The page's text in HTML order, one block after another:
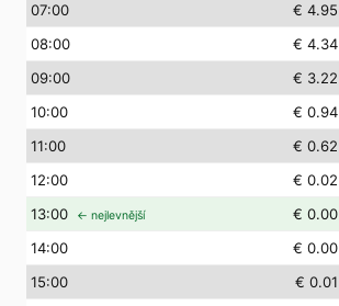
07:00 € 4.95
08:00 € 4.34
09:00 € 3.22
10:00 € 0.94
11:00 € 0.62
12:00 € 0.02
13:00 ← nejlevnější € 0.00
14:00 € 0.00
15:00 € 0.01